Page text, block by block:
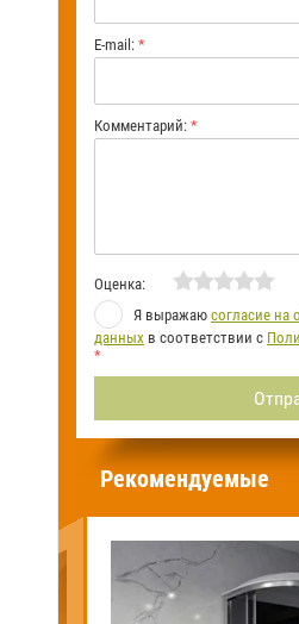
E-mail: *
Комментарий: *
Оценка:
Я выражаю согласие на
данных в соответствии с
*
Рекомендуемые